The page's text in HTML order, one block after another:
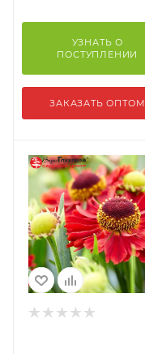
УЗНАТЬ О
ПОСТУПЛЕНИИ
ЗАКАЗАТЬ ОПТОМ